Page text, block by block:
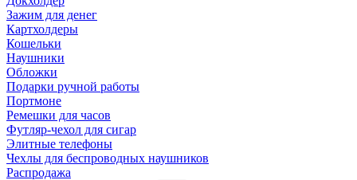
Зажим для денег
Картхолдеры
Кошельки
Наушники
Обложки
Подарки ручной работы
Портмоне
Ремешки для часов
Футляр-чехол для сигар
Элитные телефоны
Чехлы для беспроводных наушников
Распродажа